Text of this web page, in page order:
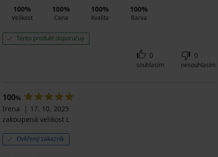
100%
Velikost
100%
Cena
100%
Kvalita
100%
Barva
Tento produkt doporučuji
0
souhlasím
0
nesouhlasím
100%
Irena
17. 10. 2025
zakoupená velikost L
Ověřený zákazník